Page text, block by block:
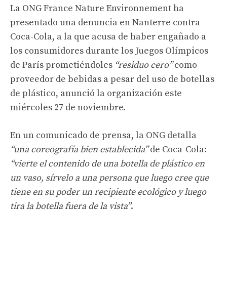
La ONG France Nature Environnement ha
presentado una denuncia en Nanterre contra
Coca-Cola, a la que acusa de haber engañado a
los consumidores durante los Juegos Olímpicos
de París prometiéndoles “residuo cero”como
proveedor de bebidas a pesar del uso de botellas
de plástico, anunció la organización este
miércoles 27 de noviembre.
En un comunicado de prensa, la ONG detalla
“una coreografía bien establecida”de Coca-Cola:
“vierte el contenido de una botella de plástico en
un vaso, sírvelo a una persona que luego cree que
tiene en su poder un recipiente ecológico y luego
tira la botella fuera de la vista”.